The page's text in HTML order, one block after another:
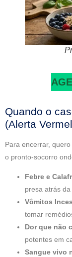
Quando o
(Alerta
Para encerrar,
o pronto-socorro
Febre e
presa atrás
Vômitos
tomar
Dor que não
potentes em
Sangue vivo